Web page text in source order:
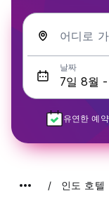
어디로
날짜
유연한 예
인도 호텔